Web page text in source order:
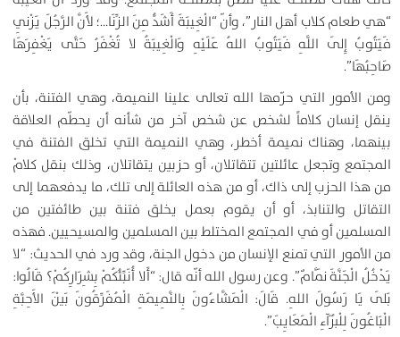
“هي طعام كلاب أهل النار”، وأنّ “الْغِيبَةَ أَشَدُّ مِنَ الزِّنَا…؛ لأَنَّ الرَّجُلَ يَزْنِي
فَيَتُوبُ إِلَى اللَّهِ فَيَتُوبُ اللهُ عَلَيْهِ وَالْغِيبَةُ لا تُغْفَرُ حَتَّى يَغْفِرَهَا
صَاحِبُهَا”.
ومن الأمور التي حرّمها الله تعالى علينا النميمة، وهي الفتنة، بأن
ينقل إنسان كلاماً لشخص عن شخص آخر من شأنه أن يحطّم العلاقة
بينهما، وهناك نميمة أخطر، وهي النميمة التي تخلق الفتنة في
المجتمع وتجعل عائلتين تتقاتلان، أو حزبين يتقاتلان، وذلك بنقل كلامْ
من هذا الحزب إلى ذاك، أو من هذه العائلة إلى تلك، ما يدفعهما إلى
التقاتل والتنابذ، أو أن يقوم بعمل يخلق فتنة بين طائفتين من
المسلمين أو في المجتمع المختلط بين المسلمين والمسيحيين. فهذه
من الأمور التي تمنع الإنسان من دخول الجنة، وقد ورد في الحديث: “لا
يَدْخُلُ الْجَنَّةَ نَمَّامٌ”. وعن رسول الله أنّه قال: “أَلا أُنَبِّئُكُمْ بِشِرَارِكُمْ؟ قَالُوا:
بَلَى يَا رَسُولَ اللهِ. قَالَ: الْمَشَّاءُونَ بِالنَّمِيمَةِ الْمُفَرِّقُونَ بَيْنَ الأَحِبَّةِ
الْبَاغُونَ لِلْبُرَآءِ الْمَعَايِبَ”.